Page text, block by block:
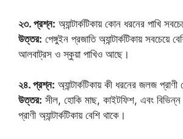
২৩. প্রশ্ন: অ্যান্টার্কটিকায় কোন ধরনের পাখি
উত্তর: পেঙ্গুইন প্রজাতি অ্যান্টার্কটিকায় সবচেয়ে
আলবাট্রস ও স্কুয়া পাখিও আছে।
২৪. প্রশ্ন: অ্যান্টার্কটিকায় কী ধরনের জলজ প্রাণী
উত্তর: সীল, হোকি মাছ, কাইটফিশ, এবং বিভিন্ন
প্রাণী অ্যান্টার্কটিকায় বেশি থাকে।